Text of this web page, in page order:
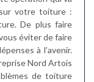
votre toiture :
De plus faire
éviter de faire
à l’avenir.
Nord Artois
de toiture